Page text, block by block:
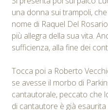
una donna sui trampoli,
nome di Raquel Del
più allegra della sua vita.
sufficienza, alla fine dei
Tocca poi a Roberto
se avesse il morbo di
cantautorale, peccato che
di cantautore è già